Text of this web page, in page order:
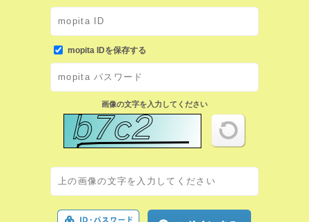
mopita IDを保存する
画像の文字を入力してください